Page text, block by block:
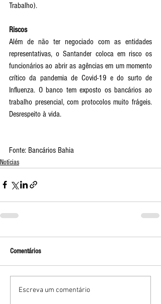
Trabalho).
Riscos
Além de não ter negociado com as entidades
representativas, o Santander coloca em risco os
funcionários ao abrir as agências em um momento
crítico da pandemia de Covid-19 e do surto de
Influenza. O banco tem exposto os bancários ao
trabalho presencial, com protocolos muito frágeis.
Desrespeito à vida.
Fonte: Bancários Bahia
Notícias
Comentários
Escreva um comentário